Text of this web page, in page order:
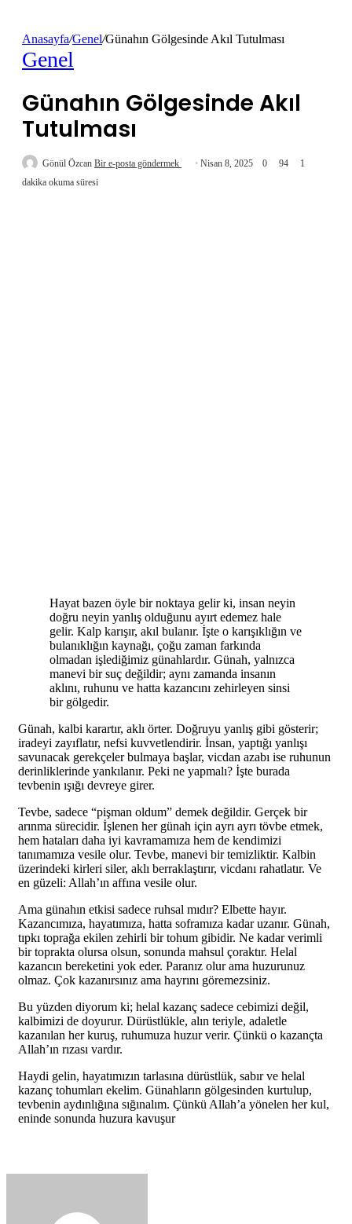
Anasayfa/Genel/Günahın Gölgesinde Akıl Tutulması
Genel
Günahın Gölgesinde Akıl
Tutulması
Gönül Özcan Bir e-posta göndermek Nisan 8, 2025 0 94
1
dakika okuma süresi
Hayat bazen öyle bir noktaya gelir ki, insan neyin
doğru neyin yanlış olduğunu ayırt edemez hale
gelir. Kalp karışır, akıl bulanır. İşte o karışıklığın ve
bulanıklığın kaynağı, çoğu zaman farkında
olmadan işlediğimiz günahlardır. Günah, yalnızca
manevi bir suç değildir; aynı zamanda insanın
aklını, ruhunu ve hatta kazancını zehirleyen sinsi
bir gölgedir.
Günah, kalbi karartır, aklı örter. Doğruyu yanlış gibi gösterir;
iradeyi zayıflatır, nefsi kuvvetlendirir. İnsan, yaptığı yanlışı
savunacak gerekçeler bulmaya başlar, vicdan azabı ise ruhunun
derinliklerinde yankılanır. Peki ne yapmalı? İşte burada
tevbenin ışığı devreye girer.
Tevbe, sadece “pişman oldum” demek değildir. Gerçek bir
arınma sürecidir. İşlenen her günah için ayrı ayrı tövbe etmek,
hem hataları daha iyi kavramamıza hem de kendimizi
tanımamıza vesile olur. Tevbe, manevi bir temizliktir. Kalbin
üzerindeki kirleri siler, aklı berraklaştırır, vicdanı rahatlatır. Ve
en güzeli: Allah’ın affına vesile olur.
Ama günahın etkisi sadece ruhsal mıdır? Elbette hayır.
Kazancımıza, hayatımıza, hatta soframıza kadar uzanır. Günah,
tıpkı toprağa ekilen zehirli bir tohum gibidir. Ne kadar verimli
bir toprakta olursa olsun, sonunda mahsul çoraktır. Helal
kazancın bereketini yok eder. Paranız olur ama huzurunuz
olmaz. Çok kazanırsınız ama hayrını göremezsiniz.
Bu yüzden diyorum ki; helal kazanç sadece cebimizi değil,
kalbimizi de doyurur. Dürüstlükle, alın teriyle, adaletle
kazanılan her kuruş, ruhumuza huzur verir. Çünkü o kazançta
Allah’ın rızası vardır.
Haydi gelin, hayatımızın tarlasına dürüstlük, sabır ve helal
kazanç tohumları ekelim. Günahların gölgesinden kurtulup,
tevbenin aydınlığına sığınalım. Çünkü Allah’a yönelen her kul,
eninde sonunda huzura kavuşur